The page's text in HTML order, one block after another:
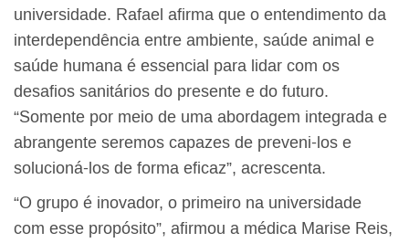
universidade. Rafael afirma que o entendimento da
interdependência entre ambiente, saúde animal e
saúde humana é essencial para lidar com os
desafios sanitários do presente e do futuro.
“Somente por meio de uma abordagem integrada e
abrangente seremos capazes de preveni-los e
solucioná-los de forma eficaz”, acrescenta.
“O grupo é inovador, o primeiro na universidade
com esse propósito”, afirmou a médica Marise Reis,